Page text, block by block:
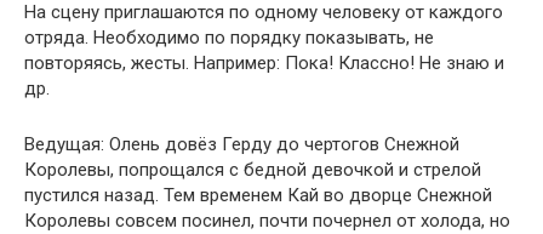
На сцену приглашаются по одному человеку от каждого
отряда. Необходимо по порядку показывать, не
повторяясь, жесты. Например: Пока! Классно! Не знаю и
др.
Ведущая: Олень довёз Герду до чертогов Снежной
Королевы, попрощался с бедной девочкой и стрелой
пустился назад. Тем временем Кай во дворце Снежной
Королевы совсем посинел, почти почернел от холода, но